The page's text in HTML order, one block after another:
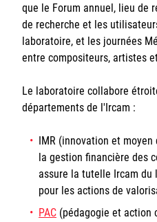
que le Forum annuel, lieu de
de recherche et les
laboratoire, et les journées
entre compositeurs, artistes
Le laboratoire collabore
départements de l'Ircam :
IMR (innovation et
la gestion financière des
assure la tutelle Ircam
pour les actions de
PAC (pédagogie et action